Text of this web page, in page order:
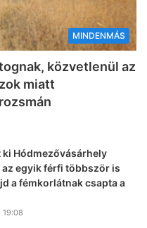
MINDENMÁS
közvetlenül az
miatt
ki Hódmezővásárhely
egyik férfi többször is
a fémkorlátnak csapta a
19:08